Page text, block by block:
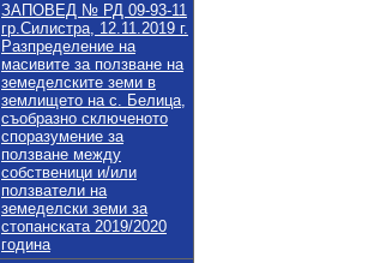
ЗАПОВЕД № РД 09-93-11
гр.Силистра, 12.11.2019 г.
Разпределение на
масивите за ползване на
земеделските земи в
землището на с. Белица,
съобразно сключеното
споразумение за
ползване между
собственици и/или
ползватели на
земеделски земи за
стопанската 2019/2020
година